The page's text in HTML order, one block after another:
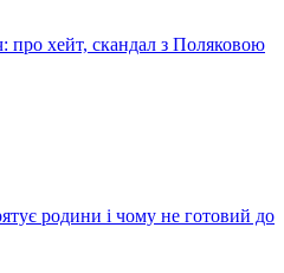
про хейт, скандал з Поляковою
родини і чому не готовий до